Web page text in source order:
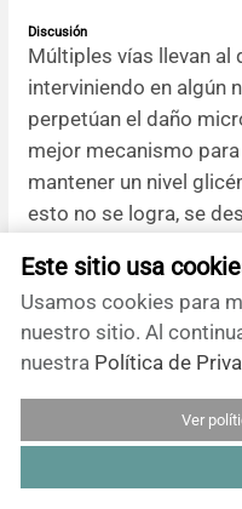
Este sitio usa
Usamos cookies para
nuestro sitio. Al
nuestra Política de
Ver
Discusión
Múltiples vías llevan al
interviniendo en algún
perpetúan el daño
mejor mecanismo
mantener un nivel
esto no se logra, se
glicosilación
varios niveles que
productos biológicos
microvascular.
El estrés oxidativo
directo sobre las
membranas celulares